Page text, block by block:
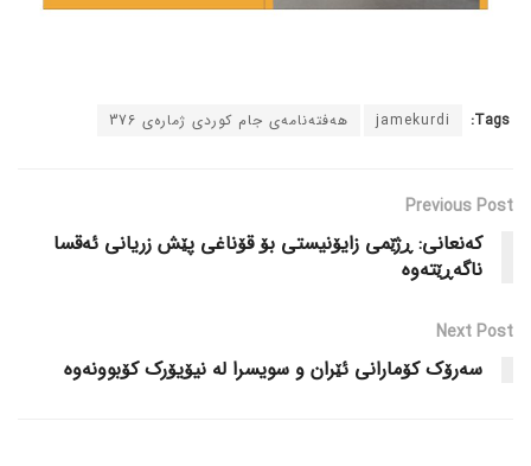
Tags:
jamekurdi هەفتەنامەی جام کوردی ژمارەی 376
Previous Post
کەنعانی: ڕژێمی زایۆنیستی بۆ قۆناغی پێش زریانی ئەقسا
ناگەڕێتەوە
Next Post
سەرۆک کۆمارانی ئێران و سویسرا لە نیۆیۆرک کۆبوونەوە